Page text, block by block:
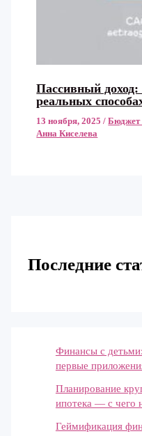
Пассивный
реальных
13 ноября, 2025/Бюджет
Анна Киселева
Последние
Финансы с
первые
Планирование
ипотека — с чего
Геймификация